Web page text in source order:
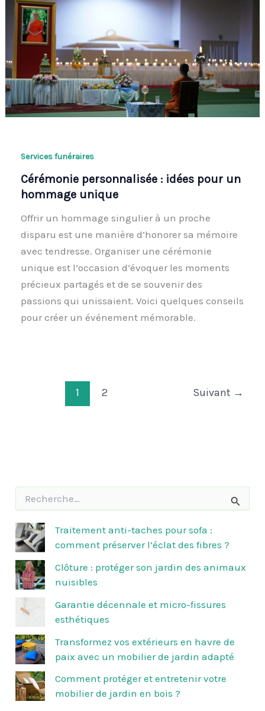
Services funéraires
Cérémonie personnalisée : idées pour un
hommage unique
Offrir un hommage singulier à un proche
disparu est une manière d’honorer sa mémoire
avec tendresse. Organiser une cérémonie
unique est l’occasion d’évoquer les moments
précieux partagés et de se souvenir des
passions qui unissaient. Voici quelques conseils
pour créer un événement mémorable.
1 2 Suivant →
h
e
r
c
h
e
Traitement anti-taches pour sofa :
comment préserver l’éclat des fibres ?
Clôture : protéger son jardin des animaux
nuisibles
Garantie décennale et micro-fissures
esthétiques
Transformez vos extérieurs en havre de
paix avec un mobilier de jardin adapté
Comment protéger et entretenir votre
mobilier de jardin en bois ?